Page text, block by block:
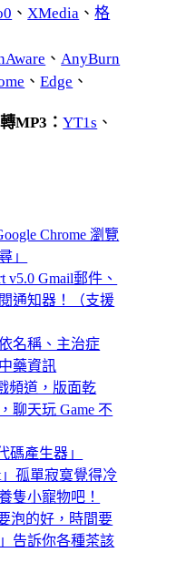
、 XMedia 、格
、 AnyBurn
、Edge 、
MP3：YT1s 、
Chrome 瀏覽
」
v5.0 Gmail郵件、
通知器！（支援
名稱、主治症
藥資訊
頻道，版面乾
聊天玩 Game 不
碼產生器」
」孤單寂寞覺得冷
隻小寵物吧！
泡的好，時間要
告訴你各種茶該